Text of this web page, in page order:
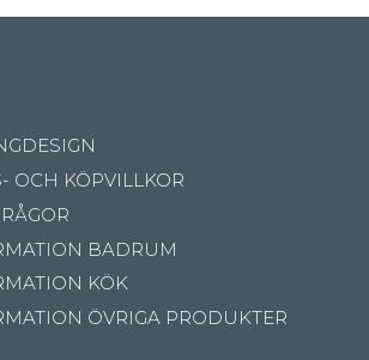
OCH KÖPVILLKOR
BADRUM
KÖK
ÖVRIGA PRODUKTER